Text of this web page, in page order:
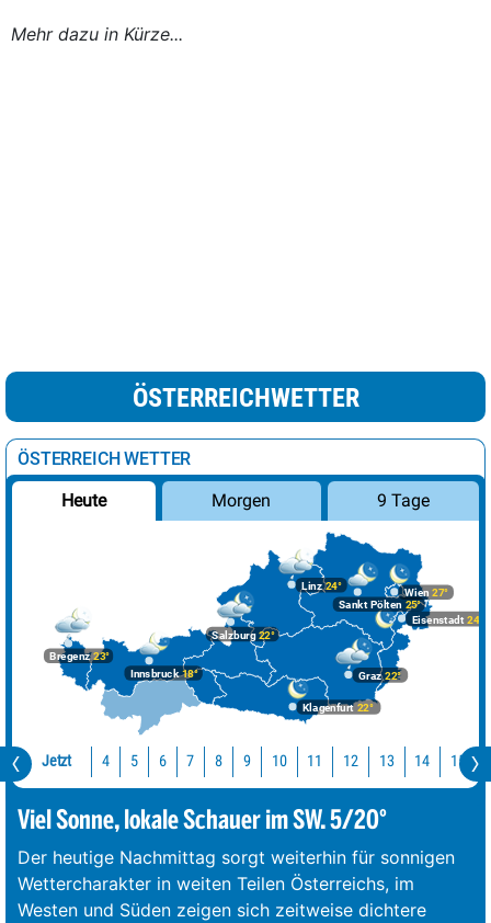
Mehr dazu in Kürze...
ÖSTERREICHWETTER
ÖSTERREICH WETTER
Heute Morgen 9 Tage
Bregenz23°
Graz22°
Innsbruck18°
Klagenfurt 22°
Linz24°
Salzburg22°
Wien 27°
Eisenstadt 24°
Sankt Pölten 25°
Jetzt 4 5 6 7 8 9 10 11 12 13 14 15
Viel Sonne, lokale Schauer im SW. 5/20°
Der heutige Nachmittag sorgt weiterhin für sonnigen
Wettercharakter in weiten Teilen Österreichs, im
Westen und Süden zeigen sich zeitweise dichtere